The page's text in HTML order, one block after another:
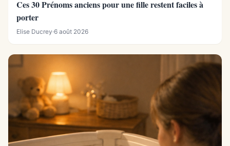
Ces 30 Prénoms anciens pour une fille restent faciles à
porter
Elise Ducrey·6 août 2026